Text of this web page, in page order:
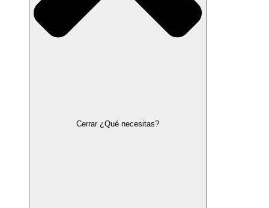
Cerrar ¿Qué necesitas?